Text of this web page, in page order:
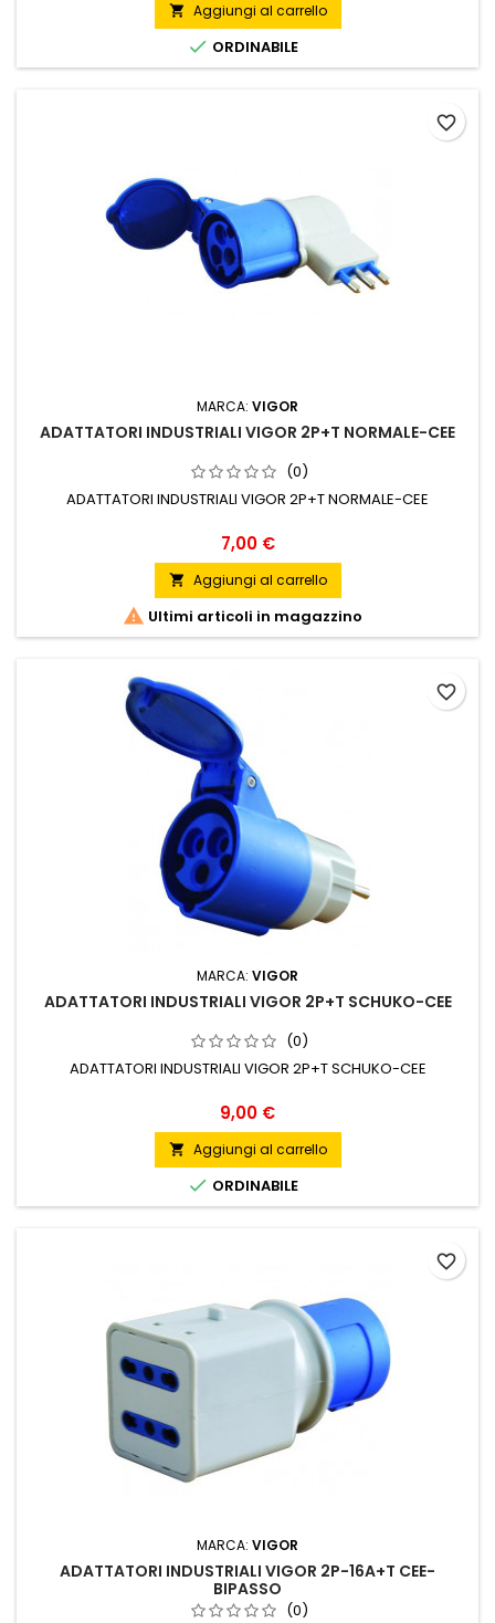
 Aggiungi al carrello
 ORDINABILE
MARCA: VIGOR
ADATTATORI INDUSTRIALI VIGOR 2P+T NORMALE-CEE
(0)
ADATTATORI INDUSTRIALI VIGOR 2P+T NORMALE-CEE
Prezzo
7,00 €
 Aggiungi al carrello
 Ultimi articoli in magazzino
favorite_border
MARCA: VIGOR
ADATTATORI INDUSTRIALI VIGOR 2P+T SCHUKO-CEE
(0)
ADATTATORI INDUSTRIALI VIGOR 2P+T SCHUKO-CEE
Prezzo
9,00 €
 Aggiungi al carrello
 ORDINABILE
favorite_border
MARCA: VIGOR
ADATTATORI INDUSTRIALI VIGOR 2P-16A+T CEE-
BIPASSO
(0)
favorite_border